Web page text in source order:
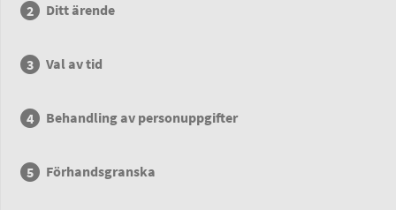
Ditt ärende
Val av tid
Behandling av personuppgifter
Förhandsgranska